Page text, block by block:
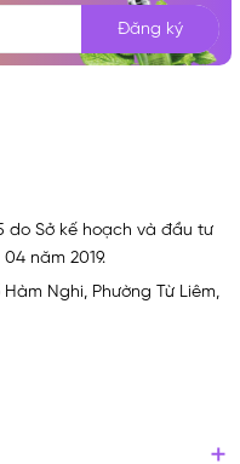
Đăng ký
do Sở kế hoạch và đầu tư
năm 2019.
Hàm Nghi, Phường Từ Liêm,